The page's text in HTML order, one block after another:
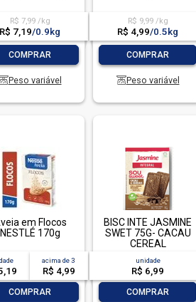
R$ 7,99 /kg
R$ 7,19/0.9kg
COMPRAR
Peso variável
R$ 9,99 /kg
R$ 4,99/0.5kg
COMPRAR
Peso variável
em Flocos
NESTLÉ 170g
acima de3
R$ 4,99
COMPRAR
BISC INTE JASMINE
SWET 75G- CACAU
CEREAL
unidade
R$ 6,99
COMPRAR